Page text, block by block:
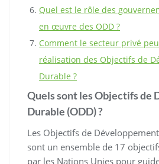
Quel est le rôle des
en œuvre des ODD ?
Comment le secteur privé
réalisation des Objectifs de
Durable ?
Quels sont les Objectifs de
Durable (ODD) ?
Les Objectifs de
sont un ensemble de 17
par les Nations Unies pour